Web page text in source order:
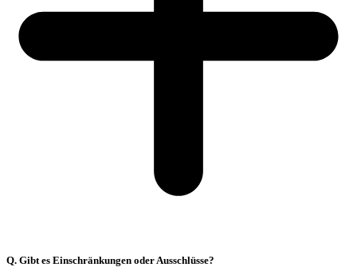
Q. Gibt es Einschränkungen oder Ausschlüsse?